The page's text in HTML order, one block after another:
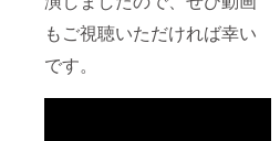
もご視聴いただければ幸い
です。